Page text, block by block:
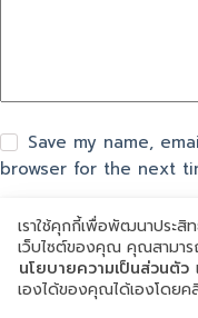
Save my name,
browser for the next
แสดงความเห็น
เราใช้คุกกี้เพื่อพัฒนาประสิ
เว็บไซต์ของคุณ คุณสามาร
นโยบายความเป็นส่วนตัว
เองได้ของคุณได้เองโดยค